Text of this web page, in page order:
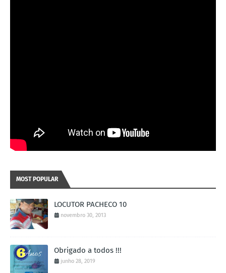
MOST POPULAR
LOCUTOR PACHECO 10
novembro 30, 2013
Obrigado a todos !!!
junho 28, 2019